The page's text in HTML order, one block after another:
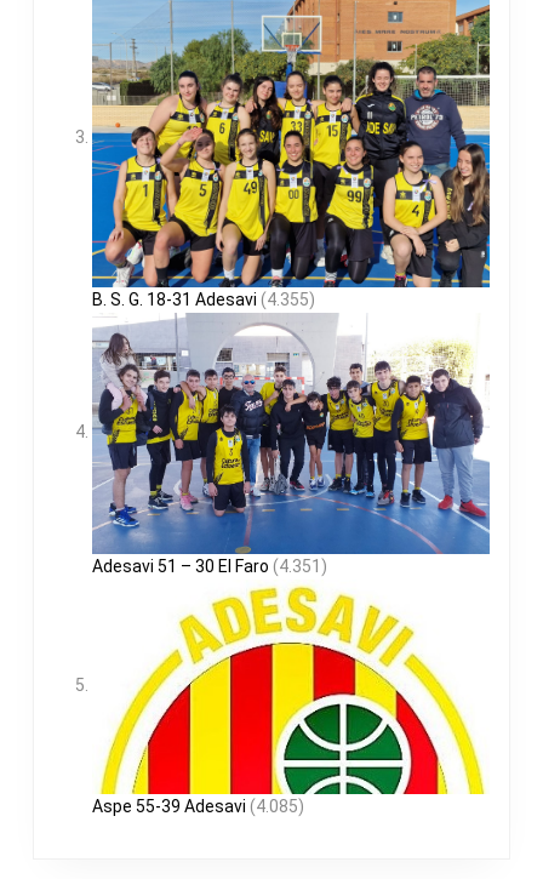
B. S. G. 18-31 Adesavi (4.355)
Adesavi 51 – 30 El Faro (4.351)
Aspe 55-39 Adesavi (4.085)